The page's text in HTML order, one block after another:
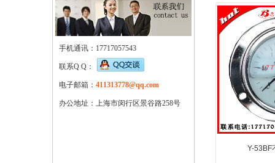
核电1E级压力控制器
靶式流量控制器
密度控制器
船用压力控制器
压力式温度控制器
Y-53BF
手机通讯：17717057543
联系Q Q：
电子邮箱： 411313778@qq.com
办公地址：上海市闵行区景谷路258号